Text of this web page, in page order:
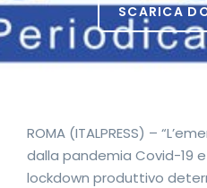
SCARICA
ROMA (ITALPRESS) –
dalla pandemia Covid-19
lockdown produttivo